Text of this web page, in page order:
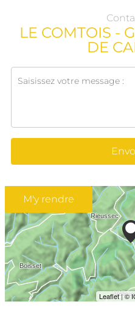
LE COMTOIS -
DE
M'y rendre